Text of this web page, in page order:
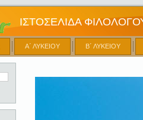
ΙΣΤΟΣΕΛΙΔΑ
Α΄ ΛΥΚΕΙΟΥ Β΄ ΛΥΚΕΙΟΥ